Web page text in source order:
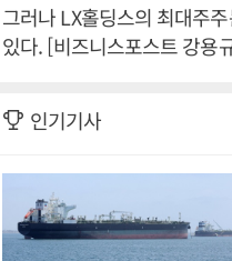
그러나 LX홀딩스의 최대주
있다. [비즈니스포스트 강용
인기기사